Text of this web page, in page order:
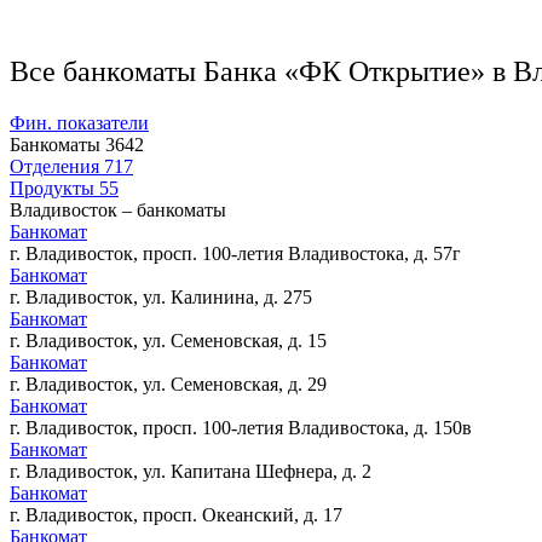
Все банкоматы Банка «ФК Открытие» в
Фин. показатели
Банкоматы 3642
Отделения 717
Продукты 55
Владивосток – банкоматы
Банкомат
г. Владивосток, просп. 100-летия Владивостока, д. 57г
Банкомат
г. Владивосток, ул. Калинина, д. 275
Банкомат
г. Владивосток, ул. Семеновская, д. 15
Банкомат
г. Владивосток, ул. Семеновская, д. 29
Банкомат
г. Владивосток, просп. 100-летия Владивостока, д. 150в
Банкомат
г. Владивосток, ул. Капитана Шефнера, д. 2
Банкомат
г. Владивосток, просп. Океанский, д. 17
Банкомат